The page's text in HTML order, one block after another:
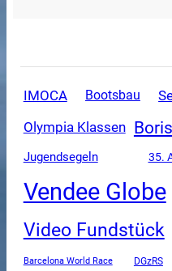
IMOCA Bootsbau
Olympia Klassen
Jugendsegeln 35.
Vendee Globe
Video Fundstück
Barcelona World Race DGzRS